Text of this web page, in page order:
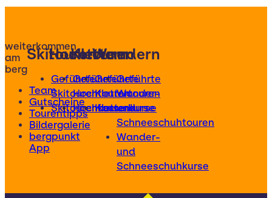
weiterkommen
am
berg
Team
Gutscheine
Tourentipps
Bildergalerie
bergpunkt
App
Skitouren
Geführte
Skitouren
Skitourenkurse
Hochtouren
Geführte
Hochtouren
Hochtourenkurse
Klettern
Geführte
Klettertouren
Kletterkurse
Wandern
Geführte
Wander-
und
Schneeschuhtouren
Wander-
und
Schneeschuhkurse